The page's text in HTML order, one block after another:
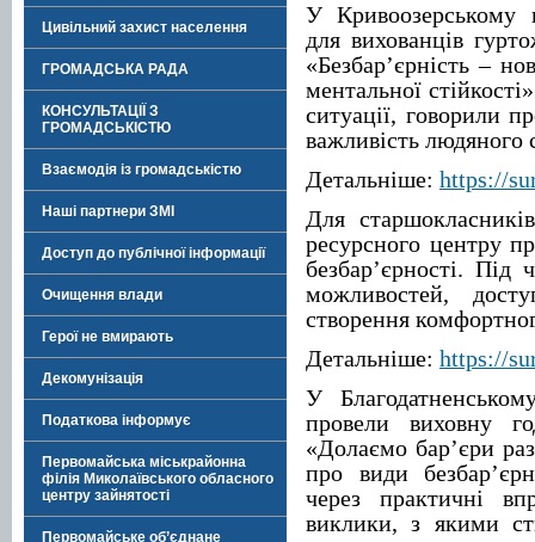
Цивільний захист населення
ГРОМАДСЬКА РАДА
КОНСУЛЬТАЦІЇ З
ГРОМАДСЬКІСТЮ
Взаємодія із громадськістю
Наші партнери ЗМІ
Доступ до публічної інформації
Очищення влади
Герої не вмирають
Декомунізація
Податкова інформує
Первомайська міськрайонна
філія Миколаївського обласного
центру зайнятості
Первомайське об’єднане
У Кривоозерському
для вихованців
«Безбар’єрність –
ментальної
ситуації, говорили
важливість людяного
Детальніше: https://
Для
ресурсного центру
безбар’єрності. Під
можливостей,
створення
Детальніше: https://
У
провели виховну
«Долаємо бар’єри
про види
через практичні
виклики, з якими